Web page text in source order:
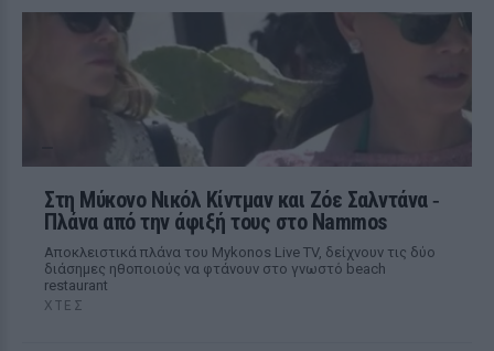
Στη Μύκονο Νικόλ Κίντμαν και Ζόε Σαλντάνα ‑
Πλάνα από την άφιξή τους στο Nammos
Αποκλειστικά πλάνα του Mykonos Live TV, δείχνουν τις δύο
διάσημες ηθοποιούς να φτάνουν στο γνωστό beach
restaurant
ΧΤΕΣ